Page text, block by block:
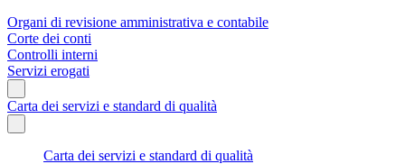
Organi di revisione amministrativa e contabile
Corte dei conti
Controlli interni
Servizi erogati
Carta dei servizi e standard di qualità
Carta dei servizi e standard di qualità